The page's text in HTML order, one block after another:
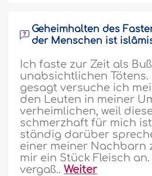
Geheimhalten des
der Menschen ist
Ich faste zur Zeit als
unabsichtlichen
gesagt versuche ich
den Leuten in meiner
verheimlichen, weil
schmerzhaft für mich
ständig darüber
einer meiner Nachbarn
mir ein Stück Fleisch
vergaß..Weiter